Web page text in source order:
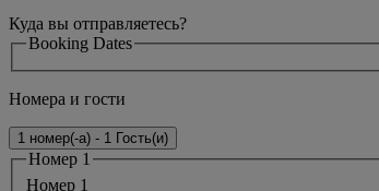
Куда вы отправляетесь?
Booking Dates
Номера и гости
1 номер(-а) - 1 Гость(и)
Номер 1
Номер 1